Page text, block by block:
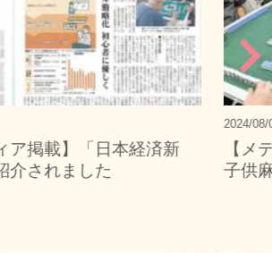
ア掲載】「日本経済新
介されました
2024/08/
【メ
子供